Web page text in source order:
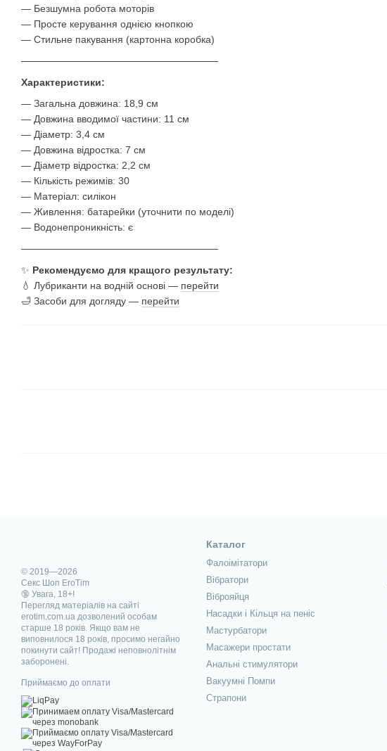
— Безшумна робота моторів
— Просте керування однією кнопкою
— Стильне пакування (картонна коробка)
────────────────────────────
Характеристики:
— Загальна довжина: 18,9 см
— Довжина вводимої частини: 11 см
— Діаметр: 3,4 см
— Довжина відростка: 7 см
— Діаметр відростка: 2,2 см
— Кількість режимів: 30
— Матеріал: силікон
— Живлення: батарейки (уточнити по моделі)
— Водонепроникність: є
────────────────────────────
✨ Рекомендуємо для кращого результату:
💧 Лубриканти на водній основі — перейти
🛁 Засоби для догляду — перейти
© 2019—2026
Секс Шоп EroTim
🔞 Увага, 18+!
Перегляд матеріалів на сайті
erotim.com.ua дозволений особам
старше 18 років. Якщо вам не
виповнилося 18 років, просимо негайно
покинути сайт! Продажі неповнолітнім
заборонені.
Приймаємо до оплати
Каталог
Фалоімітатори
Вібратори
Віброяйця
Насадки і Кільця на пеніс
Мастурбатори
Масажери простати
Анальні стимулятори
Вакуумні Помпи
Страпони